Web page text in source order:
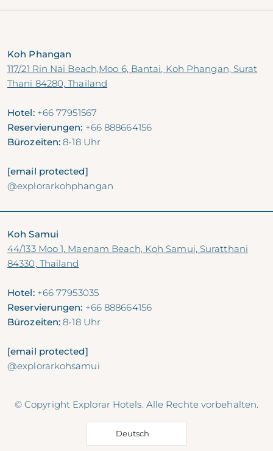
Koh Phangan
117/21 Rin Nai Beach,Moo 6, Bantai, Koh Phangan, Surat
Thani 84280, Thailand
Hotel: +66 77951567
Reservierungen: +66 888664156
Bürozeiten: 8-18 Uhr
[email protected]
@explorarkohphangan
Koh Samui
44/133 Moo 1, Maenam Beach, Koh Samui, Suratthani
84330, Thailand
Hotel: +66 77953035
Reservierungen: +66 888664156
Bürozeiten: 8-18 Uhr
[email protected]
@explorarkohsamui
© Copyright Explorar Hotels. Alle Rechte vorbehalten.
Deutsch